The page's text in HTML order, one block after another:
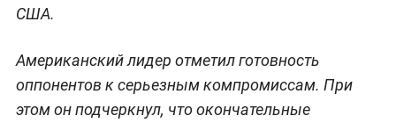
США.
Американский лидер отметил готовность
оппонентов к серьезным компромиссам. При
этом он подчеркнул, что окончательные